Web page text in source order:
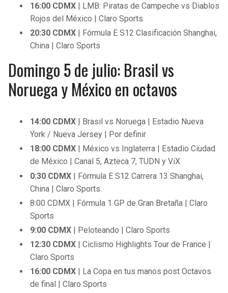
16:00 CDMX | LMB: Piratas de Campeche vs Diablos
Rojos del México | Claro Sports
20:30 CDMX | Fórmula E S12 Clasificación Shanghai,
China | Claro Sports
Domingo 5 de julio: Brasil vs
Noruega y México en octavos
14:00 CDMX | Brasil vs Noruega | Estadio Nueva
York / Nueva Jersey | Por definir
18:00 CDMX | México vs Inglaterra | Estadio Ciudad
de México | Canal 5, Azteca 7, TUDN y ViX
0:30 CDMX | Fórmula E S12 Carrera 13 Shanghai,
China | Claro Sports
8:00 CDMX | Fórmula 1 GP de Gran Bretaña | Claro
Sports
9:00 CDMX | Peloteando | Claro Sports
12:30 CDMX | Ciclismo Highlights Tour de France |
Claro Sports
16:00 CDMX | La Copa en tus manos post Octavos
de final | Claro Sports